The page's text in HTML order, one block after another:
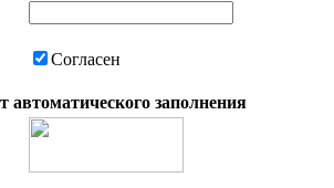
Согласен
автоматического заполнения